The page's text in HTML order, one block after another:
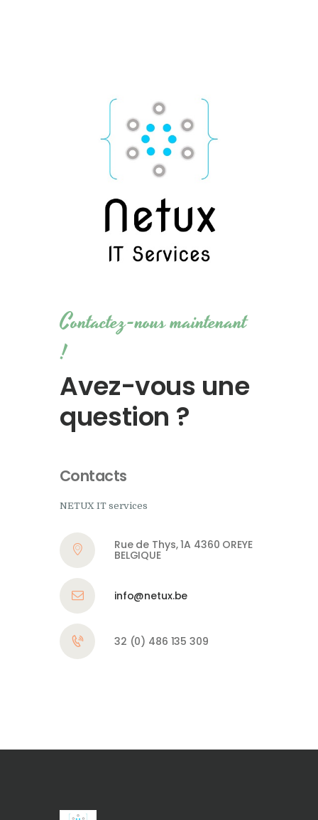
Contactez-nous maintenant
!
Avez-vous une
question ?
Contacts
NETUX IT services
Rue de Thys, 1A 4360 OREYE
BELGIQUE
info@netux.be
32 (0) 486 135 309